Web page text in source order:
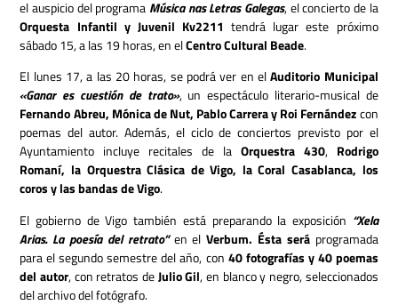
el auspicio del programa Música nas Letras Galegas, el concierto de la
Orquesta Infantil y Juvenil Kv2211 tendrá lugar este próximo
sábado 15, a las 19 horas, en elCentro Cultural Beade.
El lunes 17, a las 20 horas, se podrá ver en elAuditorio Municipal
«Ganar es cuestión de trato», un espectáculo literario-musical de
Fernando Abreu, Mónica de Nut, Pablo Carrera y Roi Fernándezcon
poemas del autor. Además, el ciclo de conciertos previsto por el
Ayuntamiento incluye recitales de la Orquestra 430, Rodrigo
Romaní, la Orquestra Clásica de Vigo, la Coral Casablanca, los
coros y las bandas de Vigo.
El gobierno de Vigo también está preparando la exposición “Xela
Arias. La poesía del retrato”en elVerbum. Ésta será programada
para el segundo semestre del año, con 40 fotografías y 40 poemas
del autor, con retratos deJulio Gil, en blanco y negro, seleccionados
del archivo del fotógrafo.